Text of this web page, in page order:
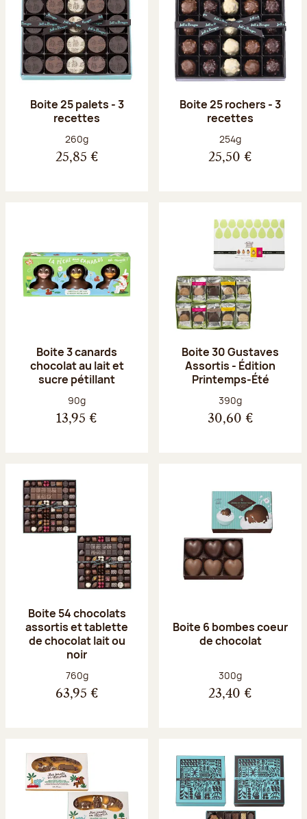
Boite 25 palets - 3
recettes
Poids net :
260g
25,85 €
Boite 25 rochers - 3
recettes
Poids net :
254g
25,50 €
Boite 3 canards
chocolat au lait et
sucre pétillant
Poids net :
90g
13,95 €
Boite 30 Gustaves
Assortis - Édition
Printemps-Été
Poids net :
390g
30,60 €
Boite 54 chocolats
assortis et tablette
de chocolat lait ou
noir
Poids net :
760g
63,95 €
Boite 6 bombes coeur
de chocolat
Poids net :
300g
23,40 €